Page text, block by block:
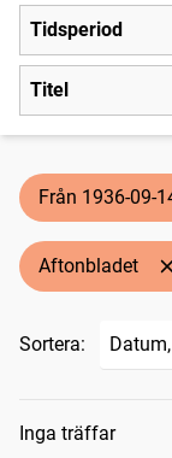
Tidsperiod
Titel
Från 1936-09-
Aftonbladet
Sortera:
Inga träffar